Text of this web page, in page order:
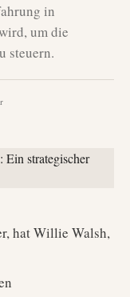
in
um die
steuern.
hat Willie Walsh,